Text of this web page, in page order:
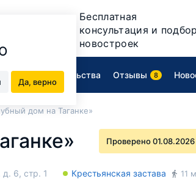
Да, верно
Бесплатная
консультация и подбор
новостроек
Ход строительства Отзывы 8
дом на Таганке»
Проверено 01.08.2026
6, стр. 1 Крестьянская застава 11